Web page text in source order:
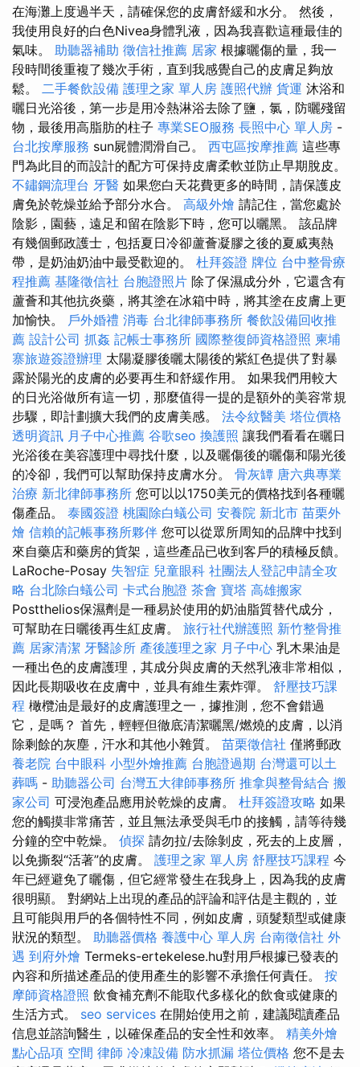
在海灘上度過半天，請確保您的皮膚舒緩和水分。 然後，
我使用良好的白色Nivea身體乳液，因為我喜歡這種最佳的
氣味。 助聽器補助 徵信社推薦 居家 根據曬傷的量，我一
段時間後重複了幾次手術，直到我感覺自己的皮膚足夠放
鬆。 二手餐飲設備 護理之家 單人房 護照代辦 貨運 沐浴和
曬日光浴後，第一步是用冷熱淋浴去除了鹽，氯，防曬殘留
物，最後用高脂肪的柱子 專業SEO服務 長照中心 單人房 -
台北按摩服務 sun屍體潤滑自己。 西屯區按摩推薦 這些專
門為此目的而設計的配方可保持皮膚柔軟並防止早期脫皮。
不鏽鋼流理台 牙醫 如果您白天花費更多的時間，請保護皮
膚免於乾燥並給予部分水合。 高級外燴 請記住，當您處於
陰影，園藝，遠足和留在陰影下時，您可以曬黑。 該品牌
有幾個郵政護士，包括夏日冷卻蘆薈凝膠之後的夏威夷熱
帶，是奶油奶油中最受歡迎的。 杜拜簽證 牌位 台中整骨療
程推薦 基隆徵信社 台胞證照片 除了保濕成分外，它還含有
蘆薈和其他抗炎藥，將其塗在冰箱中時，將其塗在皮膚上更
加愉快。 戶外婚禮 消毒 台北律師事務所 餐飲設備回收推
薦 設計公司 抓姦 記帳士事務所 國際整復師資格證照 柬埔
寨旅遊簽證辦理 太陽凝膠後曬太陽後的紫紅色提供了對暴
露於陽光的皮膚的必要再生和舒緩作用。 如果我們用較大
的日光浴做所有這一切，那麼值得一提的是額外的美容常規
步驟，即計劃擴大我們的皮膚美感。 法令紋醫美 塔位價格
透明資訊 月子中心推薦 谷歌seo 換護照 讓我們看看在曬日
光浴後在美容護理中尋找什麼，以及曬傷後的曬傷和陽光後
的冷卻，我們可以幫助保持皮膚水分。 骨灰罈 唐六典專業
治療 新北律師事務所 您可以以1750美元的價格找到各種曬
傷產品。 泰國簽證 桃園除白蟻公司 安養院 新北市 苗栗外
燴 信賴的記帳事務所夥伴 您可以從眾所周知的品牌中找到
來自藥店和藥房的貨架，這些產品已收到客戶的積極反饋。
LaRoche-Posay 失智症 兒童眼科 社團法人登記申請全攻
略 台北除白蟻公司 卡式台胞證 茶會 寶塔 高雄搬家
Postthelios保濕劑是一種易於使用的奶油脂質替代成分，
可幫助在日曬後再生紅皮膚。 旅行社代辦護照 新竹整骨推
薦 居家清潔 牙醫診所 產後護理之家 月子中心 乳木果油是
一種出色的皮膚護理，其成分與皮膚的天然乳液非常相似，
因此長期吸收在皮膚中，並具有維生素炸彈。 舒壓技巧課
程 橄欖油是最好的皮膚護理之一，據推測，您不會錯過
它，是嗎？ 首先，輕輕但徹底清潔曬黑/燃燒的皮膚，以消
除剩餘的灰塵，汗水和其他小雜質。 苗栗徵信社 僅將郵政
養老院 台中眼科 小型外燴推薦 台胞證過期 台灣還可以土
葬嗎 - 助聽器公司 台灣五大律師事務所 推拿與整骨結合 搬
家公司 可浸泡產品應用於乾燥的皮膚。 杜拜簽證攻略 如果
您的觸摸非常痛苦，並且無法承受與毛巾的接觸，請等待幾
分鐘的空中乾燥。 偵探 請勿拉/去除剝皮，死去的上皮層，
以免撕裂“活著”的皮膚。 護理之家 單人房 舒壓技巧課程 今
年已經避免了曬傷，但它經常發生在我身上，因為我的皮膚
很明顯。 對網站上出現的產品的評論和評估是主觀的，並
且可能與用戶的各個特性不同，例如皮膚，頭髮類型或健康
狀況的類型。 助聽器價格 養護中心 單人房 台南徵信社 外
遇 到府外燴 Termeks-ertekelese.hu對用戶根據已發表的
內容和所描述產品的使用產生的影響不承擔任何責任。 按
摩師資格證照 飲食補充劑不能取代多樣化的飲食或健康的
生活方式。 seo services 在開始使用之前，建議閱讀產品
信息並諮詢醫生，以確保產品的安全性和效率。 精美外燴
點心品項 空間 律師 冷凍設備 防水抓漏 塔位價格 您不是去